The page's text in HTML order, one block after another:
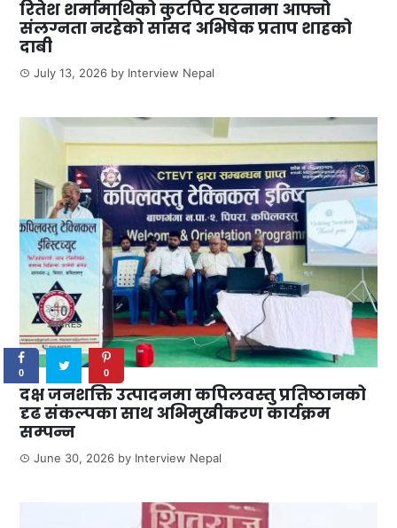
रितेश शर्मामाथिको कुटपिट घटनामा आफ्नो
संलग्नता नरहेको सांसद अभिषेक प्रताप शाहको
दाबी
July 13, 2026 by Interview Nepal
दक्ष जनशक्ति उत्पादनमा कपिलवस्तु प्रतिष्ठानको
दृढ संकल्पका साथ अभिमुखीकरण कार्यक्रम
सम्पन्न
June 30, 2026 by Interview Nepal
0
SHARES
0 0